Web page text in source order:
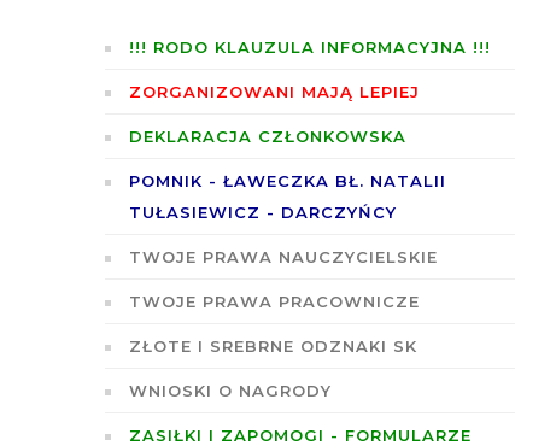
!!! RODO KLAUZULA INFORMACYJNA !!!
ZORGANIZOWANI MAJĄ LEPIEJ
DEKLARACJA CZŁONKOWSKA
POMNIK - ŁAWECZKA BŁ. NATALII
TUŁASIEWICZ - DARCZYŃCY
TWOJE PRAWA NAUCZYCIELSKIE
TWOJE PRAWA PRACOWNICZE
ZŁOTE I SREBRNE ODZNAKI SK
WNIOSKI O NAGRODY
ZASIŁKI I ZAPOMOGI - FORMULARZE